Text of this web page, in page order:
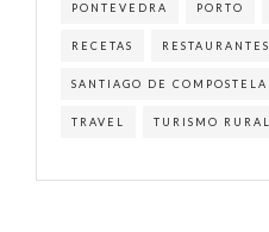
PONTEVEDRA PORTO
RECETAS RESTAURANTES
SANTIAGO DE COMPOSTELA
TRAVEL TURISMO RURAL